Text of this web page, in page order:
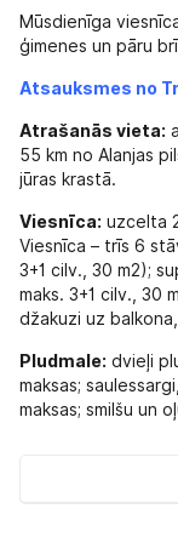
Mūsdienīga
ģimenes un pāru
Atsauksmes no
Atrašanās vieta:
55 km no Alanjas
jūras krastā.
Viesnīca: uzcelta
Viesnīca – trīs 6
3+1 cilv., 30 m2);
maks. 3+1 cilv., 30
džakuzi uz
Pludmale: dvieļi
maksas;
maksas; smilšu un
maksas (ūdens,